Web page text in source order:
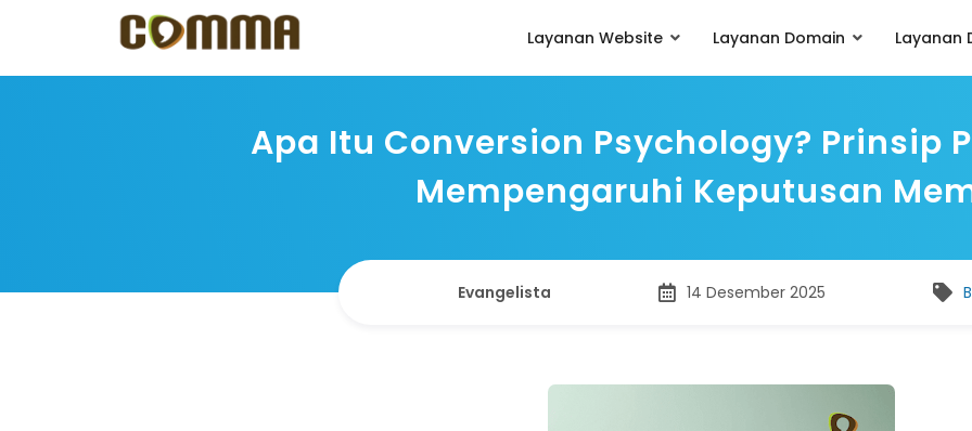
Layanan Website Layanan Domain Layanan
Apa Itu Conversion Psychology? Prinsip
Mempengaruhi Keputusan
Evangelista 14 Desember 2025